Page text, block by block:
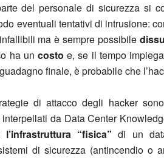
del personale di sicurezza si
eventuali tentativi di intrusione:
ma è sempre possibile
ha un costo e, se il tempo
finale, è probabile che
di attacco degli hacker
da Data Center
l’infrastruttura “fisica” di un
di sicurezza (antincendio o